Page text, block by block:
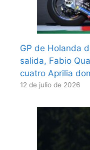
GP de Holanda
salida, Fabio
cuatro Aprilia
12 de julio de 2026